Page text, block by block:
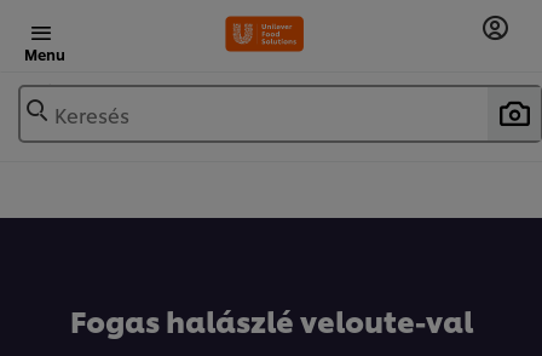
Menu
Keresés
Fogas halászlé veloute-val